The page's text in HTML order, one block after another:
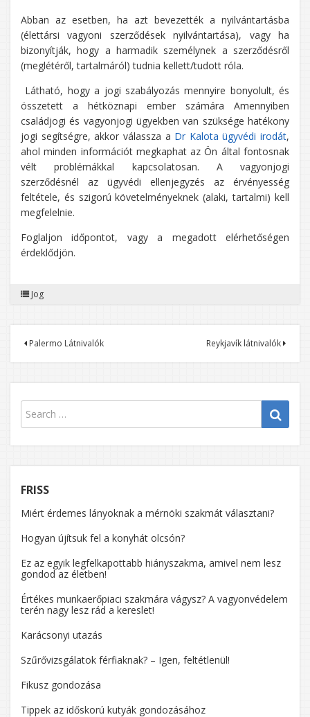
Abban az esetben, ha azt bevezették a nyilvántartásba
(élettársi vagyoni szerződések nyilvántartása), vagy ha
bizonyítják, hogy a harmadik személynek a szerződésről
(meglétéről, tartalmáról) tudnia kellett/tudott róla.
Látható, hogy a jogi szabályozás mennyire bonyolult, és
összetett a hétköznapi ember számára Amennyiben
családjogi és vagyonjogi ügyekben van szüksége hatékony
jogi segítségre, akkor válassza a Dr Kalota ügyvédi irodát,
ahol minden információt megkaphat az Ön által fontosnak
vélt problémákkal kapcsolatosan. A vagyonjogi
szerződésnél az ügyvédi ellenjegyzés az érvényesség
feltétele, és szigorú követelményeknek (alaki, tartalmi) kell
megfelelnie.
Foglaljon időpontot, vagy a megadott elérhetőségen
érdeklődjön.
Jog
Bejegyzés
navigáció
Palermo Látnivalók Reykjavík látnivalók
FRISS
Miért érdemes lányoknak a mérnöki szakmát választani?
Hogyan újítsuk fel a konyhát olcsón?
Ez az egyik legfelkapottabb hiányszakma, amivel nem lesz
gondod az életben!
Értékes munkaerőpiaci szakmára vágysz? A vagyonvédelem
terén nagy lesz rád a kereslet!
Karácsonyi utazás
Szűrővizsgálatok férfiaknak? – Igen, feltétlenül!
Fikusz gondozása
Tippek az időskorú kutyák gondozásához